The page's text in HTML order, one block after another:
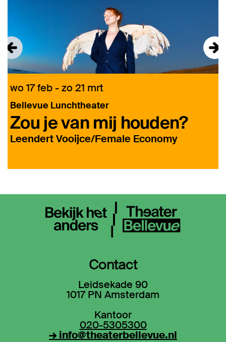
Zou je van mij houden?
Leendert Vooijce/Female Economy
Bellevue Lunchtheater
wo 17 feb-zo 21 mrt
Contact
Leidsekade 90
1017 PN Amsterdam
Kantoor
020-5305300
→ info@theaterbellevue.nl